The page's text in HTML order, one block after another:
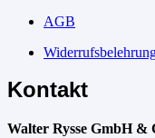
AGB
Kontakt
Walter Rysse GmbH &